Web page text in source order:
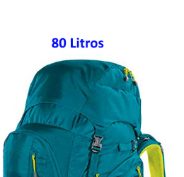
corta, una